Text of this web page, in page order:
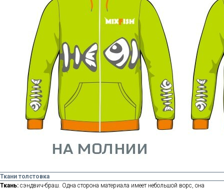
Ткани толстовка
Ткань: сэндвич-браш. Одна сторона материала имеет небольшой ворс, она